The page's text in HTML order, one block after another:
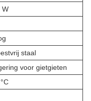
W
staal
voor gietgieten